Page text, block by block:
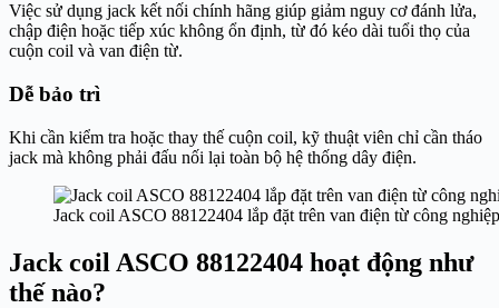
Việc sử dụng jack kết nối chính hãng giúp giảm nguy cơ đánh lửa,
chập điện hoặc tiếp xúc không ổn định, từ đó kéo dài tuổi thọ của
cuộn coil và van điện từ.
Dễ bảo trì
Khi cần kiểm tra hoặc thay thế cuộn coil, kỹ thuật viên chỉ cần tháo
jack mà không phải đấu nối lại toàn bộ hệ thống dây điện.
Jack coil ASCO 88122404 lắp đặt trên van điện từ công nghiệp
Jack coil ASCO 88122404 hoạt động như
thế nào?